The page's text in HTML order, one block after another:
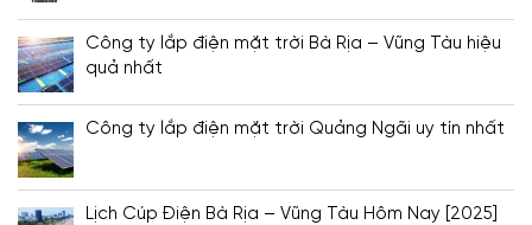
Công ty lắp điện mặt trời Bà Rịa – Vũng Tàu hiệu
quả nhất
Công ty lắp điện mặt trời Quảng Ngãi uy tín nhất
Lịch Cúp Điện Bà Rịa – Vũng Tàu Hôm Nay [2025]